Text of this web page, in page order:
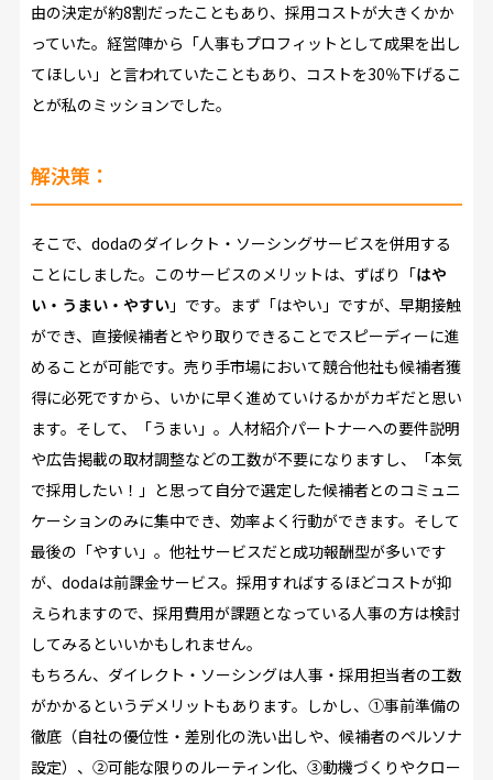
由の決定が約8割だったこともあり、採用コストが大きくかか
っていた。経営陣から「人事もプロフィットとして成果を出し
てほしい」と言われていたこともあり、コストを30％下げるこ
とが私のミッションでした。
解決策：
そこで、dodaのダイレクト・ソーシングサービスを併用する
ことにしました。このサービスのメリットは、ずばり「はや
い・うまい・やすい」です。まず「はやい」ですが、早期接触
ができ、直接候補者とやり取りできることでスピーディーに進
めることが可能です。売り手市場において競合他社も候補者獲
得に必死ですから、いかに早く進めていけるかがカギだと思い
ます。そして、「うまい」。人材紹介パートナーへの要件説明
や広告掲載の取材調整などの工数が不要になりますし、「本気
で採用したい！」と思って自分で選定した候補者とのコミュニ
ケーションのみに集中でき、効率よく行動ができます。そして
最後の「やすい」。他社サービスだと成功報酬型が多いです
が、dodaは前課金サービス。採用すればするほどコストが抑
えられますので、採用費用が課題となっている人事の方は検討
してみるといいかもしれません。
もちろん、ダイレクト・ソーシングは人事・採用担当者の工数
がかかるというデメリットもあります。しかし、①事前準備の
徹底（自社の優位性・差別化の洗い出しや、候補者のペルソナ
設定）、②可能な限りのルーティン化、③動機づくりやクロー